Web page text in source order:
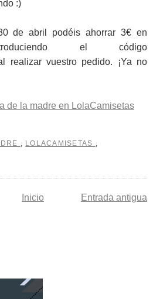
:)
de abril podéis ahorrar 3€ en
el código
realizar vuestro pedido. ¡Ya no
de la madre en LolaCamisetas
LOLACAMISETAS
Entrada antigua
Inicio